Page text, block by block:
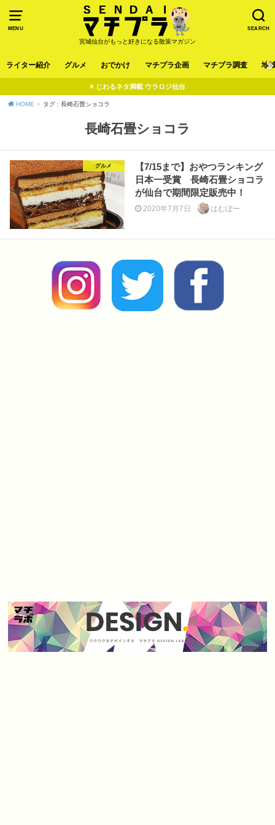
MENU SEARCH
宮城仙台がもっと好きになる散策マガジン
ライター紹介 グルメ おでかけ マチプラ企画 マチプラ調査 地
じわるネタ満載 ウラロジ仙台
HOME タグ : 長崎石畳ショコラ
長崎石畳ショコラ
グルメ
【7/15まで】おやつランキング
日本一受賞 長崎石畳ショコラ
が仙台で期間限定販売中！
2020年7月7日 はむぼー